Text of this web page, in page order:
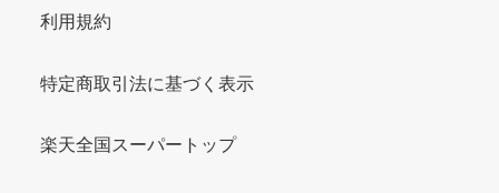
利用規約
特定商取引法に基づく表示
楽天全国スーパートップ